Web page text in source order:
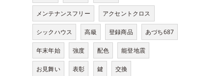
メンテナンスフリー アクセントクロス
シックハウス 高級 登録商品 あづち687
年末年始 強度 配色 能登地震
お見舞い 表彰 鍵 交換